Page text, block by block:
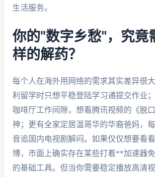
生活服务。
你的"数字乡愁"，究竟
样的解药？
每个人在海外用网络的需求其实差异很
利留学时只想平稳登陆学习通提交作业
咖啡厅工作间隙，想看腾讯视频的《脱
神；更有全家定居温哥华的华裔爸妈，
音追国内电视剧解闷。如果仅仅想要看
博，市面上确实存在某些打着**加速器
的基础工具。但当你需要稳定播放高清